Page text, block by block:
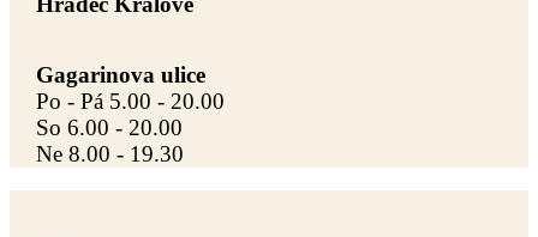
Gagarinova ulice
Po - Pá 5.00 - 20.00
So 6.00 - 20.00
Ne 8.00 - 19.30